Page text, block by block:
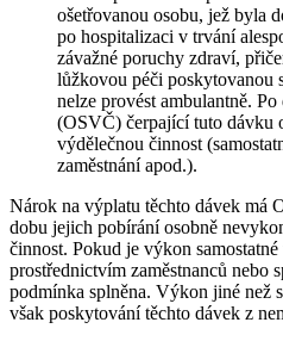
ošetřovanou osobu, jež byla
po hospitalizaci v trvání
závažné poruchy zdraví,
lůžkovou péči poskytovanou
nelze provést ambulantně.
(OSVČ) čerpající tuto dávku
výdělečnou činnost
zaměstnání apod.).
Nárok na výplatu těchto dávek má
dobu jejich pobírání osobně
činnost. Pokud je výkon
prostřednictvím zaměstnanců nebo
podmínka splněna. Výkon jiné než
však poskytování těchto dávek z